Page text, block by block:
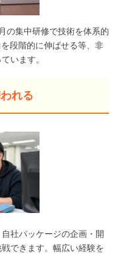
の集中研修で技術を体系的
段階的に伸ばせる等、非
います。
れる
社パッケージの企画・開
できます。幅広い経験を